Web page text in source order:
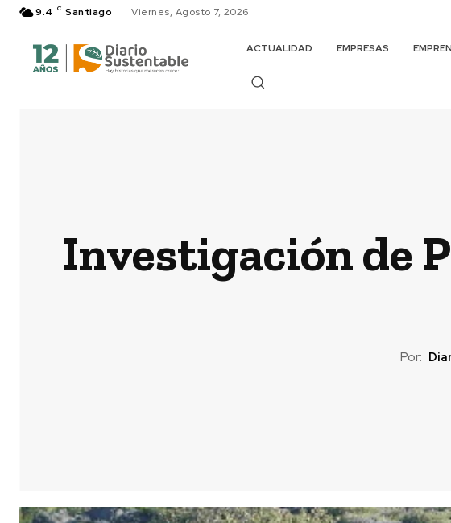
9.4 C Santiago Viernes, Agosto 7, 2026
ACTUALIDAD EMPRESAS
Investigación de
Por: